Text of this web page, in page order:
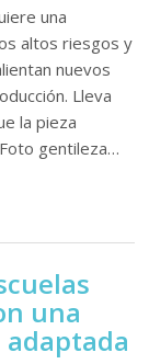
una
altos riesgos y
nuevos
Lleva
la pieza
gentileza…
una